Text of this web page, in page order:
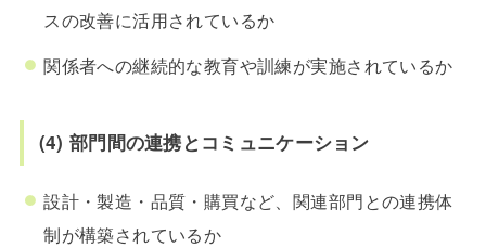
スの改善に活用されているか
関係者への継続的な教育や訓練が実施されているか
(4) 部門間の連携とコミュニケーション
設計・製造・品質・購買など、関連部門との連携体
制が構築されているか